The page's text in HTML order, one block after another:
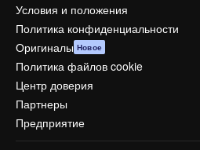
Условия и положения
Политика конфиденциальности
Оригиналы Новое
Политика файлов cookie
Центр доверия
Партнеры
Предприятие